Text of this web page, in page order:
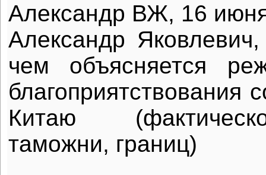
Александр ВЖ, 16
Александр
чем объясняется
благоприятствования
Китаю
таможни, границ)